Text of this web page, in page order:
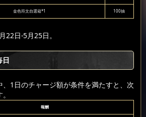
金色符文自選箱*1 100抽
日-5月25日。
日
、1日のチャージ額が条件を満たすと、次
報酬